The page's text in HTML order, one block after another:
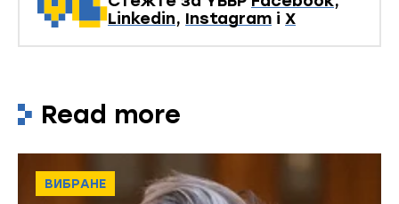
Linkedin, Instagram і X
Read more
ВИБРАНЕ